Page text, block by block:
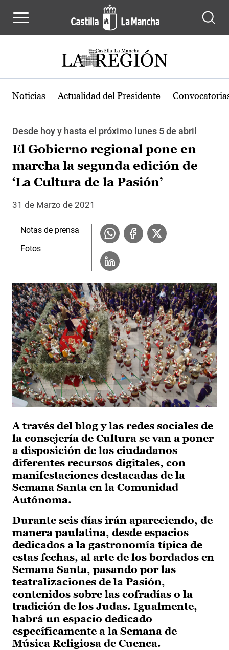
Noticias Actualidad del Presidente
Desde hoy y hasta el próximo lunes 5 de abril
El Gobierno regional pone en
marcha la segunda edición de
‘La Cultura de la Pasión’
31 de Marzo de 2021
A través del blog y las redes sociales de
la consejería de Cultura se van a poner
a disposición de los ciudadanos
diferentes recursos digitales, con
manifestaciones destacadas de la
Semana Santa en la Comunidad
Autónoma.
Durante seis días irán apareciendo, de
manera paulatina, desde espacios
dedicados a la gastronomía típica de
estas fechas, al arte de los bordados en
Semana Santa, pasando por las
teatralizaciones de la Pasión,
contenidos sobre las cofradías o la
tradición de los Judas. Igualmente,
habrá un espacio dedicado
específicamente a la Semana de
Música Religiosa de Cuenca.
Notas de prensa
Fotos